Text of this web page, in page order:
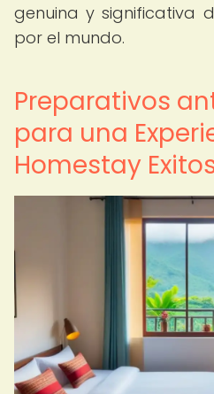
genuina y significativa
por el mundo.
Preparativos
para una
Homestay